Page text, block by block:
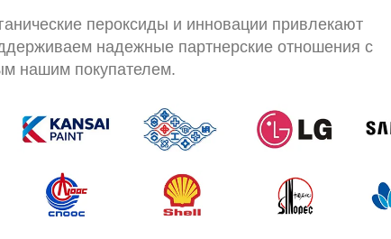
пероксиды и инновации привлекают
надежные партнерские отношения с
нашим покупателем.